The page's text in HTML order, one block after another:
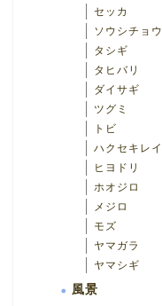
セッカ
ソウシチョウ
タシギ
タヒバリ
ダイサギ
ツグミ
トビ
ハクセキレイ
ヒヨドリ
ホオジロ
メジロ
モズ
ヤマガラ
ヤマシギ
風景